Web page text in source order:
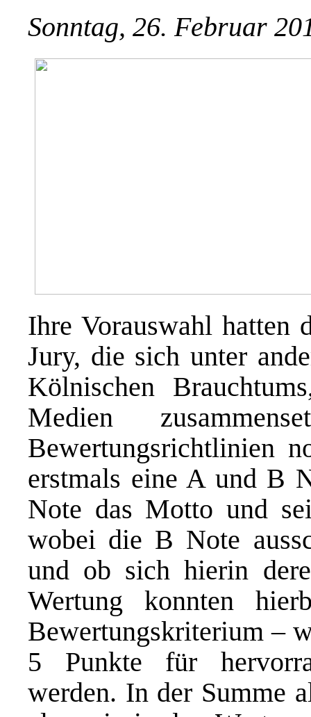
Sonntag, 26. Februar
Ihre Vorauswahl hatten
Jury, die sich unter
Kölnischen
Medien
Bewertungsrichtlinien
erstmals eine A und B
Note das Motto und
wobei die B Note
und ob sich hierin
Wertung konnten
Bewertungskriterium –
5 Punkte für
werden. In der Summe